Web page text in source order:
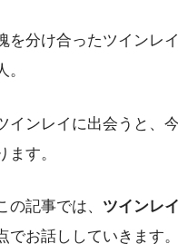
を分け合ったツインレ
。
インレイに出会うと、
ます。
の記事では、 ツインレ
でお話ししていきます。